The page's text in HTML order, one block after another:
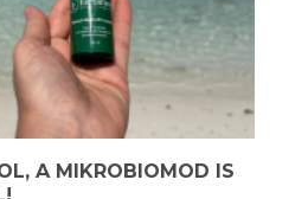
A MIKROBIOMOD IS